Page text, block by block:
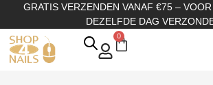
GRATIS VERZENDEN VANAF €75 –
DEZELFDE DAG
0